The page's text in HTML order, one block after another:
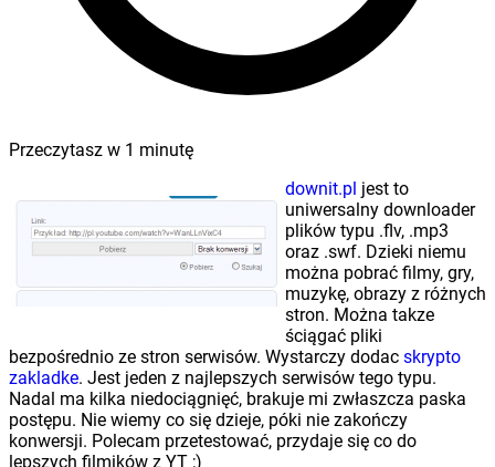
Przeczytasz w 1 minutę
downit.pl jest to
uniwersalny downloader
plików typu .flv, .mp3
oraz .swf. Dzieki niemu
można pobrać filmy, gry,
muzykę, obrazy z różnych
stron. Można takze
ściągać pliki
bezpośrednio ze stron serwisów. Wystarczy dodac skrypto
zakladke. Jest jeden z najlepszych serwisów tego typu.
Nadal ma kilka niedociągnięć, brakuje mi zwłaszcza paska
postępu. Nie wiemy co się dzieje, póki nie zakończy
konwersji. Polecam przetestować, przydaje się co do
lepszych filmików z YT ;)